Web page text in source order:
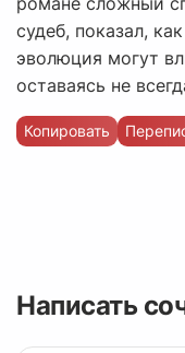
судеб, показал,
эволюция могут
оставаясь не
Копировать
Написать